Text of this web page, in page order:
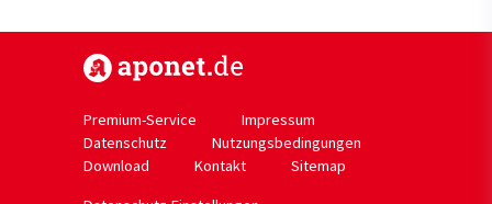
Premium-Service
Impressum
Datenschutz
Nutzungsbedingungen
Download
Kontakt
Sitemap